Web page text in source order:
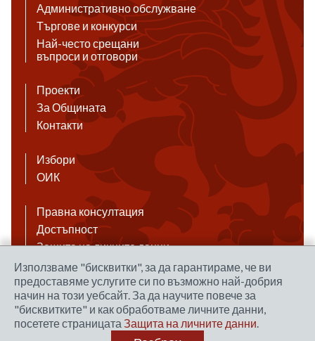
Административно обслужване
Търгове и конкурси
Най-често срещани
въпроси и отговори
Проекти
За Общината
Контакти
Избори
ОИК
Правна консултация
Достъпност
Защита на личните данни
Антикорупция
Връзки
Правила за ползване на сайта
Използваме "бисквитки", за да гарантираме, че ви
предоставяме услугите си по възможно най-добрия
начин на този уебсайт. За да научите повече за
"бисквитките" и как обработваме личните данни,
посетете страницата Защита на личните данни.